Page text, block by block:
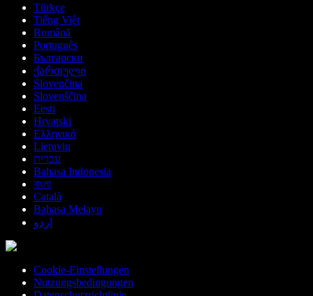
Türkçe
Tiếng Việt
Română
Português
Български
ქართული
Slovenčina
Slovenščina
Eesti
Hrvatski
Ελληνικά
Lietuvių
עברית
Bahasa Indonesia
বাংলা
Català
Bahasa Melayu
اردو
Cookie-Einstellungen
Nutzungsbedingungen